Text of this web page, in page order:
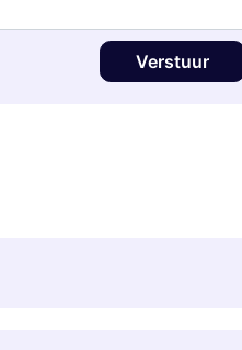
Verstuur